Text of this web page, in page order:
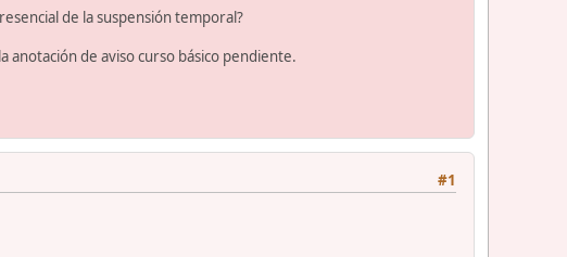
de la suspensión temporal?
anotación de aviso curso básico pendiente.
#1